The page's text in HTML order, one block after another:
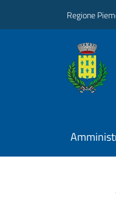
Regione